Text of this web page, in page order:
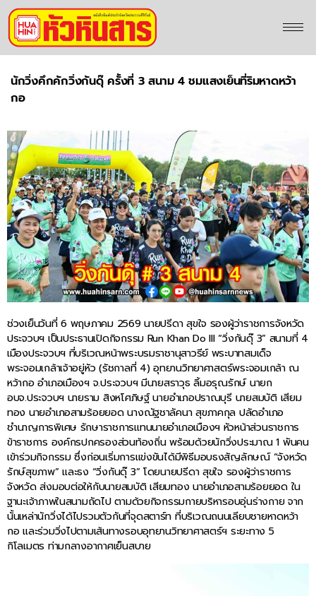
นักวิ่งคึกคักวิ่งกันดุ๊ ครั้งที่ 3 สนาม 4 ชมแสงเย็นที่ริมหาดหว้า
กอ
ช่วงเย็นวันที่ 6 พฤษภาคม 2569 นายปรีดา สุขใจ รองผู้ว่าราชการจังหวัด
ประจวบฯ เป็นประธานเปิดกิจกรรม Run Khan Do III “วิ่งกันดุ๊ 3” สนามที่ 4
เมืองประจวบฯ ที่บริเวณหน้าพระบรมราชานุสาวรีย์ พระบาทสมเด็จ
พระจอมเกล้าเจ้าอยู่หัว (รัชกาลที่ 4) อุทยานวิทยาศาสตร์พระจอมเกล้า ณ
หว้ากอ อำเภอเมืองฯ จ.ประจวบฯ มีนายสราวุธ ลิ้มอรุณรักษ์ นายก
อบจ.ประจวบฯ นายราม สิงหโศภิษฐ์ นายอำเภอปราณบุรี นายสมบัติ เสียม
ทอง นายอำเภอสามร้อยยอด นางณัฐชาลัคนา สุขภาคกุล ปลัดอำเภอ
ชำนาญการพิเศษ รักษาราชการแทนนายอำเภอเมืองฯ หัวหน้าส่วนราชการ
ข้าราชการ องค์กรปกครองส่วนท้องถิ่น พร้อมด้วยนักวิ่งประมาณ 1 พันคน
เข้าร่วมกิจกรรม ซึ่งก่อนเริ่มการแข่งขันได้มีพิธีมอบธงสัญลักษณ์ “จังหวัด
รักษ์สุขภาพ” และธง “วิ่งกันดุ๊ 3” โดยนายปรีดา สุขใจ รองผู้ว่าราชการ
จังหวัด ส่งมอบต่อให้กับนายสมบัติ เสียมทอง นายอำเภอสามร้อยยอด ใน
ฐานะเจ้าภาพในสนามถัดไป ตามด้วยกิจกรรมกายบริหารอบอุ่นร่างกาย จาก
นั้นเหล่านักวิ่งได้ไปรวมตัวกันที่จุดสตาร์ท ที่บริเวณถนนเลียบชายหาดหว้า
กอ และร่วมวิ่งไปตามเส้นทางรอบอุทยานวิทยาศาสตร์ฯ ระยะทาง 5
กิโลเมตร ท่ามกลางอากาศเย็นสบาย